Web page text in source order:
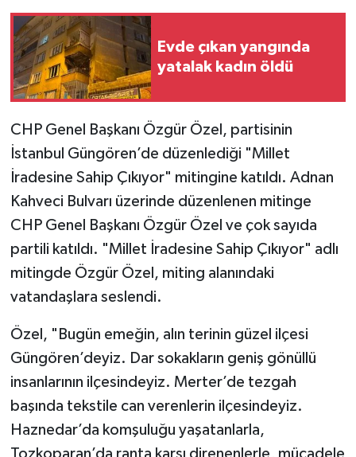
Evde çıkan yangında
yatalak kadın öldü
CHP Genel Başkanı Özgür Özel, partisinin
İstanbul Güngören’de düzenlediği "Millet
İradesine Sahip Çıkıyor" mitingine katıldı. Adnan
Kahveci Bulvarı üzerinde düzenlenen mitinge
CHP Genel Başkanı Özgür Özel ve çok sayıda
partili katıldı. "Millet İradesine Sahip Çıkıyor" adlı
mitingde Özgür Özel, miting alanındaki
vatandaşlara seslendi.
Özel, "Bugün emeğin, alın terinin güzel ilçesi
Güngören’deyiz. Dar sokakların geniş gönüllü
insanlarının ilçesindeyiz. Merter’de tezgah
başında tekstile can verenlerin ilçesindeyiz.
Haznedar’da komşuluğu yaşatanlarla,
Tozkoparan’da ranta karşı direnenlerle, mücadele